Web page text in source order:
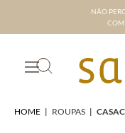
NÃO
HOME | ROUPAS |